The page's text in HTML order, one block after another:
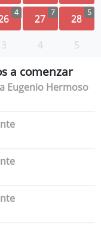
4 27 7 28 5
3 4 5
a comenzar
Eugenio Hermoso